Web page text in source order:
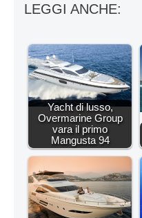
LEGGI ANCHE:
Yacht di lusso,
Overmarine Group
vara il primo
Mangusta 94